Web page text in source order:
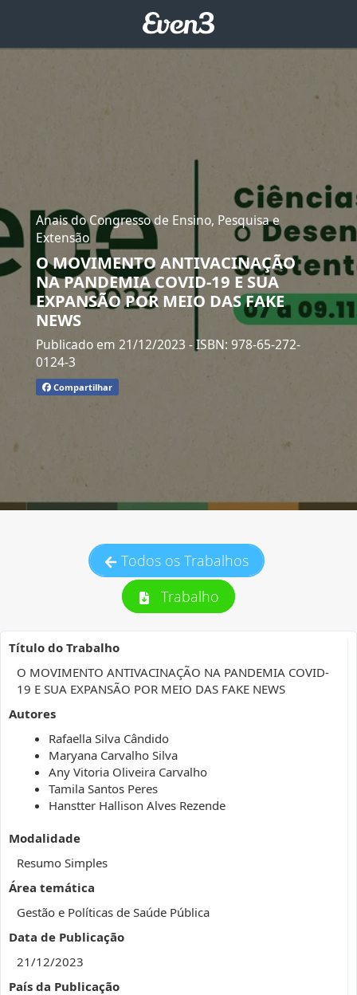
Anais do Congresso de Ensino, Pesquisa e
Extensão
O MOVIMENTO ANTIVACINAÇÃO
NA PANDEMIA COVID-19 E SUA
EXPANSÃO POR MEIO DAS FAKE
NEWS
Publicado em 21/12/2023 - ISBN: 978-65-272-
0124-3
Compartilhar
Todos os Trabalhos
Trabalho
Título do Trabalho
O MOVIMENTO ANTIVACINAÇÃO NA PANDEMIA COVID-
19 E SUA EXPANSÃO POR MEIO DAS FAKE NEWS
Autores
Rafaella Silva Cândido
Maryana Carvalho Silva
Any Vitoria Oliveira Carvalho
Tamila Santos Peres
Hanstter Hallison Alves Rezende
Modalidade
Resumo Simples
Área temática
Gestão e Políticas de Saúde Pública
Data de Publicação
21/12/2023
País da Publicação